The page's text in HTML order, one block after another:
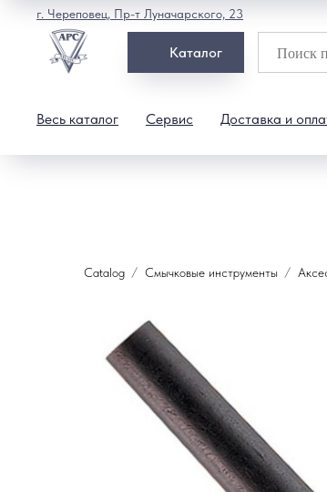
Каталог
Весь каталог Сервис Доставка и
г. Череповец, Пр-т Луначарского, 23
Catalog Смычковые инструменты